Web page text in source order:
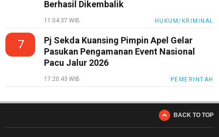
Berhasil Dikembalik
11:04:37 WIB HUKUM/KRIMINAL
7
Pj Sekda Kuansing Pimpin Apel Gelar
Pasukan Pengamanan Event Nasional
Pacu Jalur 2026
17:20:43 WIB PEMERINTAH
BACK TO TOP